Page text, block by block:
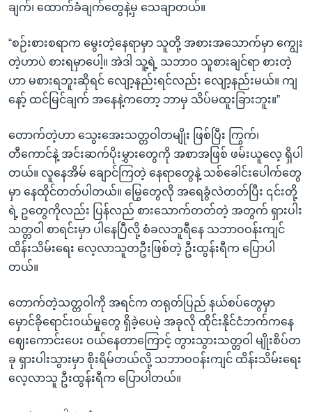
ချက်၊ ထောက်ခံချက်တွေနဲ့မှ သေချာတယ်။
“စဉ်းစားစရာက မွေးတဲ့နေရာမှာ သူတို့ အစားအသောက်မှာ ကျွေး
တဲ့ဟာပဲ စားရမှာပေါ့။ အဲဒါ သူ့ရဲ့ သဘာဝ သူစားချင်ရာ စားတဲ့
ဟာ မစားရဘူးဆိုရင် လျော့နည်းရင်လည်း လျော့နည်းမယ်။ ကျ
နော့် ထင်မြင်ချက် အနေနဲ့ကတော့ ဘာမှ သိပ်မထူးခြားဘူး။”
တောက်တဲ့ဟာ သွေးအေးသတ္တဝါတမျိုး ဖြစ်ပြီး ကြွက်၊
တီကောင်နဲ့ အင်းဆက်ပိုးမွှားတွေကို အစာအဖြစ် ဖမ်းယူလေ့ ရှိပါ
တယ်။ လူနေအိမ် ချောင်ကြတဲ့ နေရာတွေနဲ့ သစ်ခေါင်းပေါက်တွေ
မှာ နေထိုင်တတ်ပါတယ်။ မြွေတွေလို အရေခွံလဲတတ်ပြီး ၎င်းတို့
ရဲ့ ဥတွေကိုလည်း ပြန်လည် စားသောက်တတ်တဲ့ အတွက် ရှားပါး
သတ္တဝါ စာရင်းမှာ ပါနေပြီလို့ စံခလဘူရီနေ သဘာဝဝန်းကျင်
ထိန်းသိမ်းရေး လေ့လာသူတဦးဖြစ်တဲ့ ဦးထွန်းရီက ပြောပါ
တယ်။
တောက်တဲ့သတ္တဝါကို အရင်က တရုတ်ပြည် နယ်စပ်တွေမှာ
မှောင်ခိုရောင်းဝယ်မှုတွေ ရှိခဲ့ပေမဲ့ အခုလို ထိုင်းနိုင်ငံဘက်ကနေ
ဈေးကောင်းပေး ဝယ်နေတာကြောင့် တွားသွားသတ္တဝါ မျိုးစိပ်တ
ခု ရှားပါးသွားမှာ စိုးရိမ်တယ်လို့ သဘာဝဝန်းကျင် ထိန်းသိမ်းရေး
လေ့လာသူ ဦးထွန်းရီက ပြောပါတယ်။